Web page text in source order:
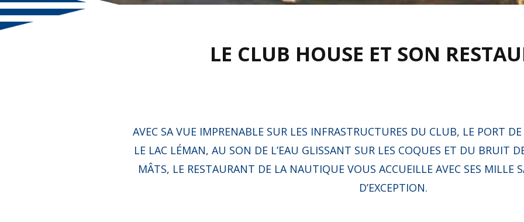
LE CLUB HOUSE ET SON
AVEC SA VUE IMPRENABLE SUR LES INFRASTRUCTURES DU CLUB, LE PORT
LE LAC LÉMAN, AU SON DE L’EAU GLISSANT SUR LES COQUES ET DU BRUIT
MÂTS, LE RESTAURANT DE LA NAUTIQUE VOUS ACCUEILLE AVEC SES MILLE
D’EXCEPTION.